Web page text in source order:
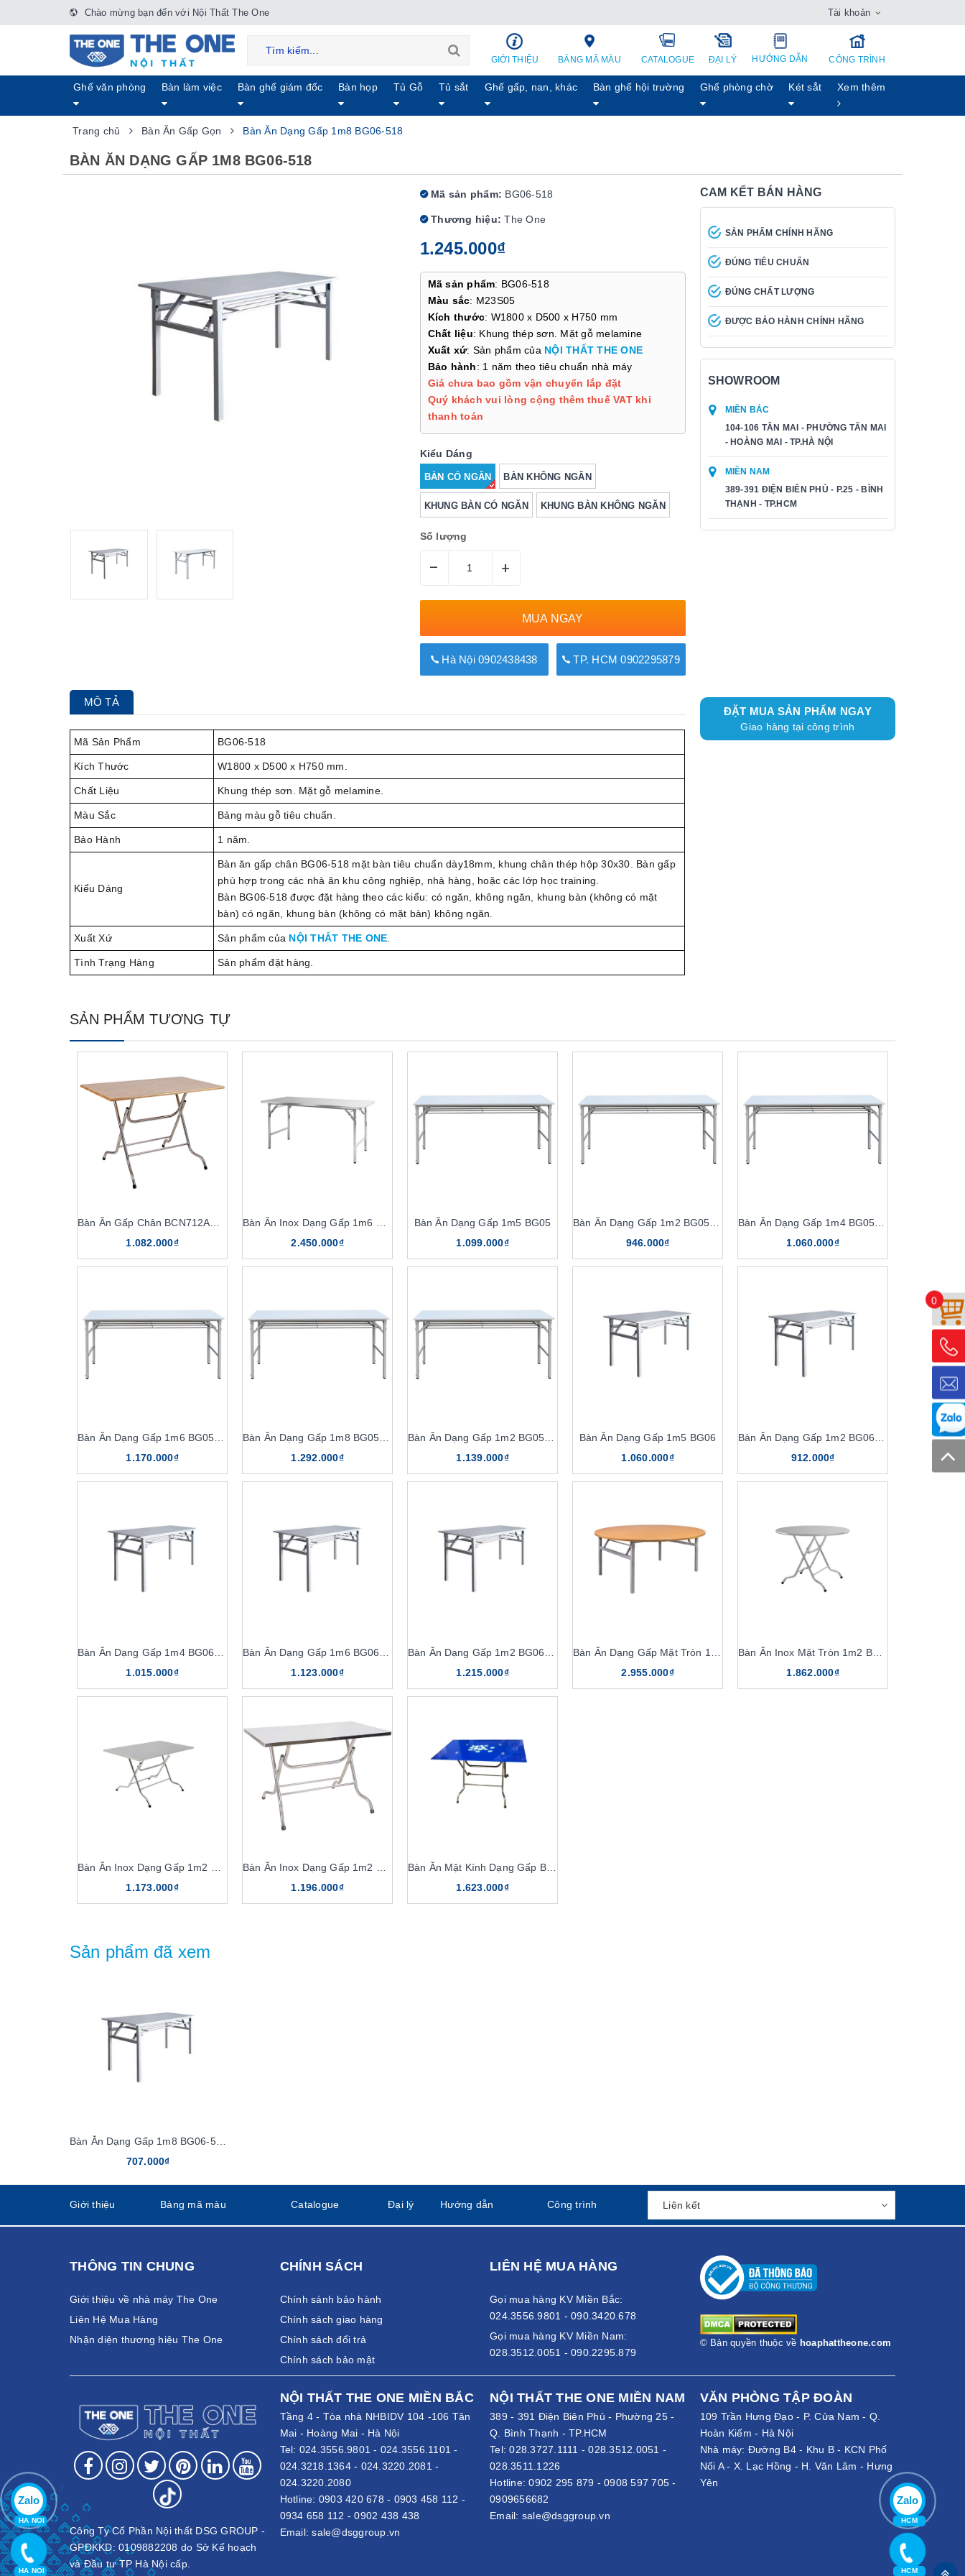
Chào mừng bạn đến với Nội Thất The One Tài khoản
GIỚI THIỆU BẢNG MÃ MÀU CATALOGUE ĐẠI LÝ HƯỚNG DẪN CÔNG TRÌNH
Ghế văn phòng Bàn làm việc Bàn ghế giám đốc Bàn họp Tủ Gỗ Tủ sắt Ghế gấp, nan, khác Bàn ghế hội trường Ghế phòng chờ Két sẳt Xem thêm
Trang chủ Bàn Ăn Gấp Gọn Bàn Ăn Dạng Gấp 1m8 BG06-518
BÀN ĂN DẠNG GẤP 1M8 BG06-518
Mã sản phẩm: BG06-518
Thương hiệu: The One
1.245.000₫
Mã sản phẩm: BG06-518
Màu sắc: M23S05
Kích thước: W1800 x D500 x H750 mm
Chất liệu: Khung thép sơn. Mặt gỗ melamine
Xuất xứ: Sản phẩm của NỘI THẤT THE ONE
Bảo hành: 1 năm theo tiêu chuẩn nhà máy
Giá chưa bao gồm vận chuyển lắp đặt
Quý khách vui lòng cộng thêm thuế VAT khi
thanh toán
Kiểu Dáng
BÀN CÓ NGĂN BÀN KHÔNG NGĂN
KHUNG BÀN CÓ NGĂN KHUNG BÀN KHÔNG NGĂN
Số lượng
– +
MUA NGAY
Hà Nội 0902438438 TP. HCM 0902295879
CAM KẾT BÁN HÀNG
SẢN PHẨM CHÍNH HÃNG
ĐÚNG TIÊU CHUẨN
ĐÚNG CHẤT LƯỢNG
ĐƯỢC BẢO HÀNH CHÍNH HÃNG
SHOWROOM
MIỀN BẮC
104-106 TÂN MAI - PHƯỜNG TÂN MAI
- HOÀNG MAI - TP.HÀ NỘI
MIỀN NAM
389-391 ĐIỆN BIÊN PHỦ - P.25 - BÌNH
THẠNH - TP.HCM
MÔ TẢ
Mã Sản Phẩm BG06-518
Kích Thước W1800 x D500 x H750 mm.
Chất Liệu Khung thép sơn. Mặt gỗ melamine.
Màu Sắc Bảng màu gỗ tiêu chuẩn.
Bảo Hành 1 năm.
Kiểu Dáng
Bàn ăn gấp chân BG06-518 mặt bàn tiêu chuẩn dày18mm, khung chân thép hộp 30x30. Bàn gấp
phù hợp trong các nhà ăn khu công nghiệp, nhà hàng, hoặc các lớp học training.
Bàn BG06-518 được đặt hàng theo các kiểu: có ngăn, không ngăn, khung bàn (không có mặt
bàn) có ngăn, khung bàn (không có mặt bàn) không ngăn.
Xuất Xứ Sản phẩm của NỘI THẤT THE ONE
Tình Trạng Hàng Sản phẩm đặt hàng.
ĐẶT MUA SẢN PHẨM NGAY
Giao hàng tại công trình
SẢN PHẨM TƯƠNG TỰ
1.082.000₫
2.450.000₫
Bàn Ăn Dạng Gấp 1m5 BG05
1.099.000₫
946.000₫
1.060.000₫
1.170.000₫
1.292.000₫
1.139.000₫
Bàn Ăn Dạng Gấp 1m5 BG06
1.060.000₫
912.000₫
1.015.000₫
1.123.000₫
1.215.000₫
2.955.000₫
Bàn Ăn Inox Mặt Tròn 1m2 BT120, BT100
1.862.000₫
1.173.000₫
1.196.000₫
Bàn Ăn Mặt Kính Dạng Gấp BK610, BK712
1.623.000₫
Sản phẩm đã xem
Bàn Ăn Dạng Gấp 1m8 BG06-518
707.000₫
0
HA NOI HCM
Giới thiệu Bảng mã màu Catalogue Đại lý Hướng dẫn Công trình
THÔNG TIN CHUNG
Giới thiệu về nhà máy The One
Liên Hệ Mua Hàng
Nhận diện thương hiệu The One
CHÍNH SÁCH
Chính sánh bảo hành
Chính sách giao hàng
Chính sách đổi trả
Chính sách bảo mật
LIÊN HỆ MUA HÀNG
Gọi mua hàng KV Miền Bắc:
024.3556.9801 - 090.3420.678
Gọi mua hàng KV Miền Nam:
028.3512.0051 - 090.2295.879
© Bản quyền thuộc về hoaphattheone.com
Công Ty Cổ Phần Nội thất DSG GROUP -
GPĐKKD: 0109882208 do Sở Kế hoạch
và Đầu tư TP Hà Nội cấp.
NỘI THẤT THE ONE MIỀN BẮC
Tầng 4 - Tòa nhà NHBIDV 104 -106 Tân
Mai - Hoàng Mai - Hà Nội
Tel: 024.3556.9801 - 024.3556.1101 -
024.3218.1364- 024.3220.2081 -
024.3220.2080
Hotline: 0903 420 678 - 0903 458 112 -
0934 658 112 -0902 438 438
Email:sale@dsggroup.vn
NỘI THẤT THE ONE MIỀN NAM
389 - 391 Điện Biên Phủ - Phường 25 -
Q. Bình Thạnh - TP.HCM
Tel:028.3727.1111 -028.3512.0051 -
028.3511.1226
Hotline:0902 295 879 - 0908 597 705 -
0909656682
Email: sale@dsggroup.vn
VĂN PHÒNG TẬP ĐOÀN
109 Trần Hưng Đạo - P. Cửa Nam - Q.
Hoàn Kiếm - Hà Nội
Nhà máy: Đường B4 - Khu B - KCN Phố
Nối A - X. Lạc Hồng - H. Văn Lâm - Hưng
Yên
Zalo
HA NOI
Zalo
HCM